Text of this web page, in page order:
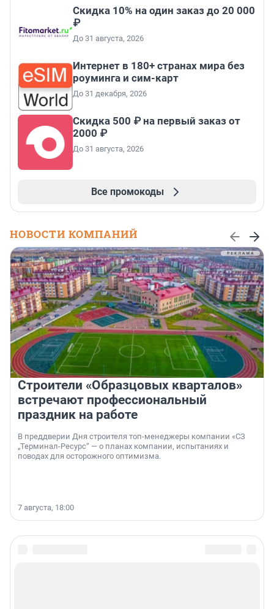
Скидка 10% на один заказ до 20 000
₽
До 31 августа, 2026
Интернет в 180+ странах мира без
роуминга и сим-карт
До 31 декабря, 2026
Скидка 500 ₽ на первый заказ от
2000 ₽
До 31 августа, 2026
Все промокоды
НОВОСТИ КОМПАНИЙ
Строители «Образцовых кварталов»
встречают профессиональный
праздник на работе
В преддверии Дня строителя топ-менеджеры компании «СЗ
„Терминал-Ресурс“ — о планах компании, испытаниях и
поводах для осторожного оптимизма.
7 августа, 18:00